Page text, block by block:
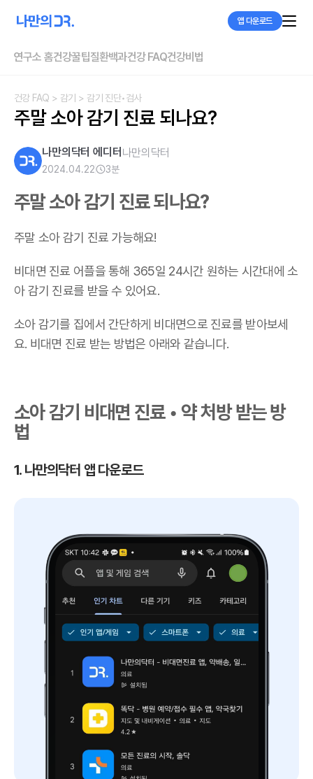
앱 다운로드
연구소 홈건강꿀팁질환백과건강 FAQ건강비법
건강 FAQ > 감기 > 감기 진단•검사
주말 소아 감기 진료 되나요?
나만의닥터 에디터 나만의닥터
2024.04.22 3분
주말 소아 감기 진료 되나요?
주말 소아 감기 진료 가능해요!
비대면 진료 어플을 통해 365일 24시간 원하는 시간대에 소
아 감기 진료를 받을 수 있어요.
소아 감기를 집에서 간단하게 비대면으로 진료를 받아보세
요. 비대면 진료 받는 방법은 아래와 같습니다.
소아 감기 비대면 진료 • 약 처방 받는 방
법
1. 나만의닥터 앱 다운로드